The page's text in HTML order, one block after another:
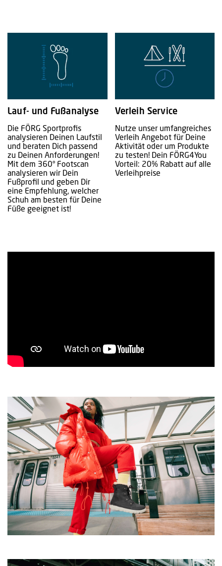
Lauf- und Fußanalyse
Die FÖRG Sportprofis
analysieren Deinen Laufstil
und beraten Dich passend
zu Deinen Anforderungen!
Mit dem 360° Footscan
analysieren wir Dein
Fußprofil und geben Dir
eine Empfehlung, welcher
Schuh am besten für Deine
Füße geeignet ist!
Verleih Service
Nutze unser umfangreiches
Verleih Angebot für Deine
Aktivität oder um Produkte
zu testen! Dein FÖRG4You
Vorteil: 20% Rabatt auf alle
Verleihpreise